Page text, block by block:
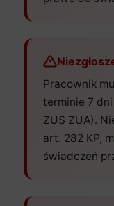
Pracownik
terminie 7
ZUS ZUA).
art. 282 KP,
świadczeń